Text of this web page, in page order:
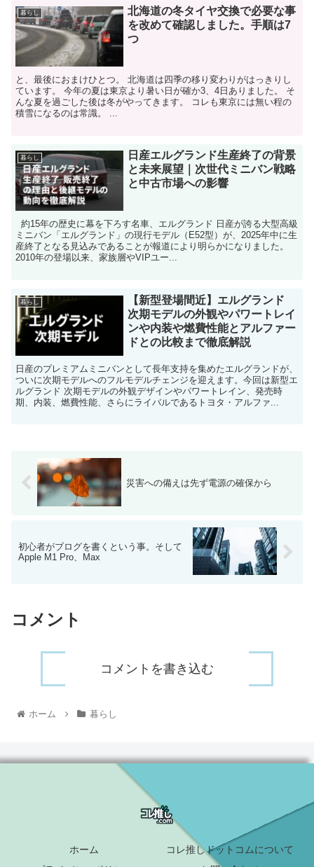
暮らし
北海道の冬タイヤ交換で必要な事
を改めて確認しました。手順は7
つ
と、最後におまけひとつ。 北海道は四季の移り変わりがはっきりし
ています。 今年の夏は東京より暑い日が確か3、4日ありました。 そ
んな夏を過ごした後は冬がやってきます。 コレも東京には無い程の
積雪になるのは常識。 ...
暮らし
日産エルグランド生産終了の背景
と未来展望｜次世代ミニバン戦略
と中古市場への影響
約15年の歴史に幕を下ろす名車、エルグランド 日産が誇る大型高級
ミニバン「エルグランド」の現行モデル（E52型）が、2025年中に生
産終了となる見込みであることが報道により明らかになりました。
2010年の登場以来、家族層やVIPユー...
暮らし
【新型登場間近】エルグランド
次期モデルの外観やパワートレイ
ンや内装や燃費性能とアルファー
ドとの比較まで徹底解説
日産のプレミアムミニバンとして長年支持を集めたエルグランドが、
ついに次期モデルへのフルモデルチェンジを迎えます。今回は新型エ
ルグランド 次期モデルの外観デザインやパワートレイン、発売時
期、内装、燃費性能、さらにライバルであるトヨタ・アルファ...
災害への備えは先ず電源の確保から
初心者がブログを書くという事。そして
Apple M1 Pro、Max
コメント
コメントを書き込む
ホーム 暮らし
ホーム
コレ推しドットコムについて